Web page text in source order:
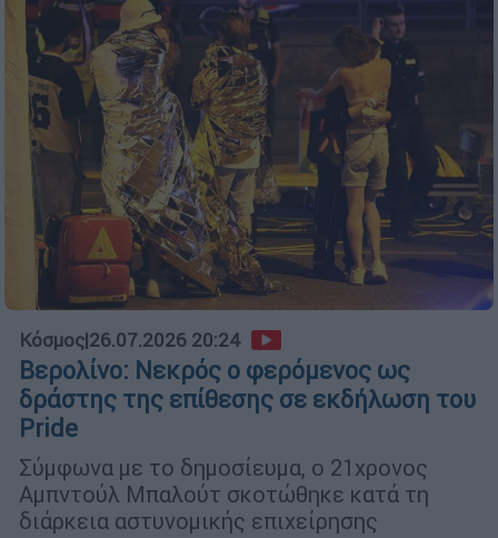
Κόσμος|26.07.2026 20:24
Βερολίνο: Νεκρός ο φερόμενος ως
δράστης της επίθεσης σε εκδήλωση του
Pride
Σύμφωνα με το δημοσίευμα, ο 21χρονος
Αμπντούλ Μπαλούτ σκοτώθηκε κατά τη
διάρκεια αστυνομικής επιχείρησης